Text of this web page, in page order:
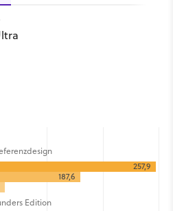
257,9
187,6
Edition